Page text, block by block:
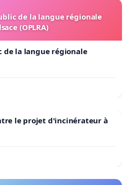
de la langue régionale
(OPLRA)
de la langue régionale
le projet d'incinérateur à